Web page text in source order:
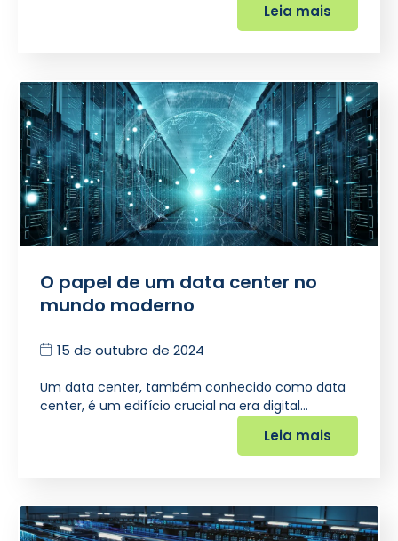
Leia mais
O papel de um data center no
mundo moderno
15 de outubro de 2024
Um data center, também conhecido como data
center, é um edifício crucial na era digital…
Leia mais